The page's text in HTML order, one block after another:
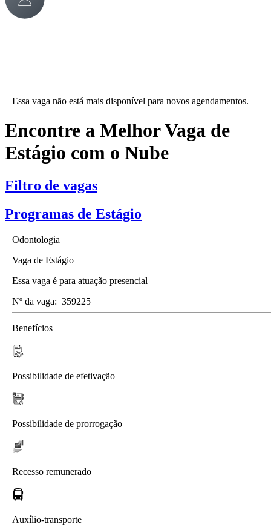
Essa vaga não está mais disponível para novos agendamentos.
Encontre a Melhor Vaga de
Estágio com o Nube
Filtro de vagas
Programas de Estágio
Odontologia
Vaga de Estágio
Essa vaga é para atuação presencial
Nº da vaga: 359225
Benefícios
Possibilidade de efetivação
Possibilidade de prorrogação
Recesso remunerado
Auxílio-transporte